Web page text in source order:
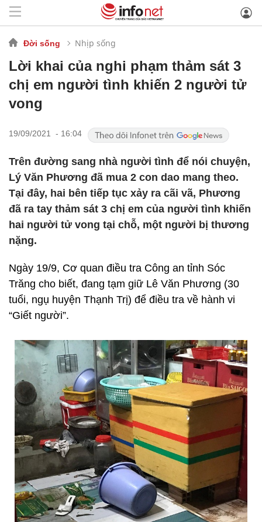
Đời sống Nhịp sống
Lời khai của nghi phạm thảm sát 3
chị em người tình khiến 2 người tử
vong
19/09/2021 - 16:04
Trên đường sang nhà người tình để nói chuyện,
Lý Văn Phương đã mua 2 con dao mang theo.
Tại đây, hai bên tiếp tục xảy ra cãi vã, Phương
đã ra tay thảm sát 3 chị em của người tình khiến
hai người tử vong tại chỗ, một người bị thương
nặng.
Ngày 19/9, Cơ quan điều tra Công an tỉnh Sóc
Trăng cho biết, đang tạm giữ Lê Văn Phương (30
tuổi, ngụ huyện Thạnh Trị) để điều tra về hành vi
“Giết người”.